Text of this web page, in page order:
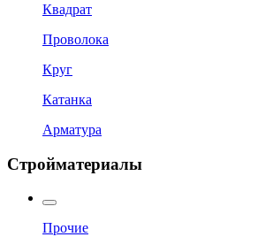
Квадрат
Проволока
Круг
Катанка
Арматура
Стройматериалы
Прочие